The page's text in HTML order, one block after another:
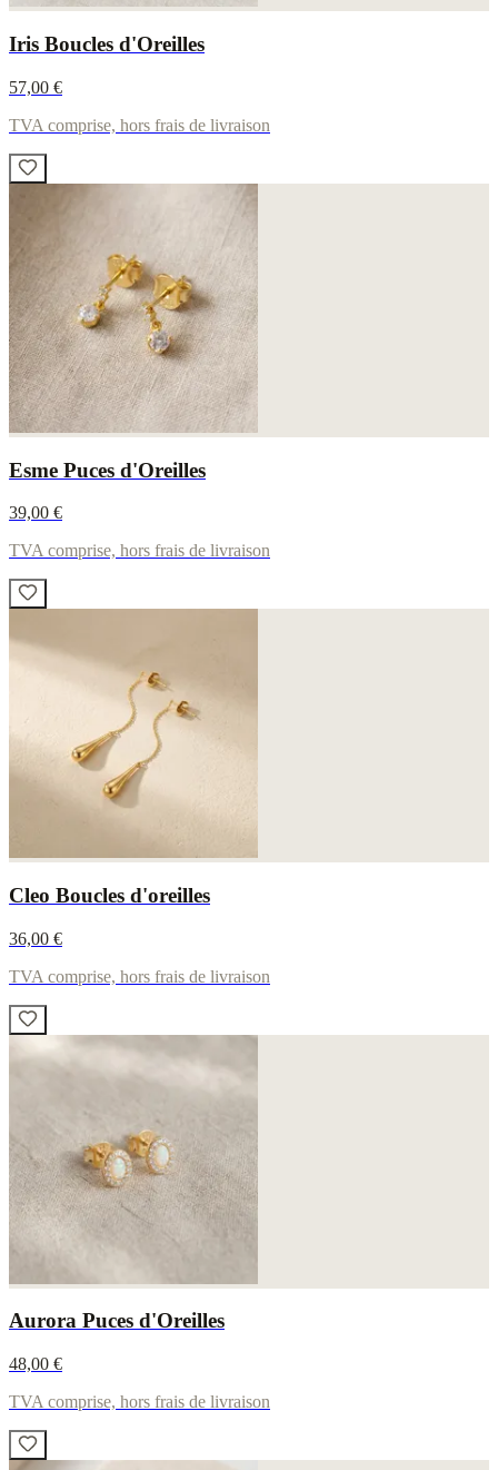
Iris Boucles d'Oreilles
57,00 €
TVA comprise, hors frais de livraison
Esme Puces d'Oreilles
39,00 €
TVA comprise, hors frais de livraison
Cleo Boucles d'oreilles
36,00 €
TVA comprise, hors frais de livraison
Aurora Puces d'Oreilles
48,00 €
TVA comprise, hors frais de livraison